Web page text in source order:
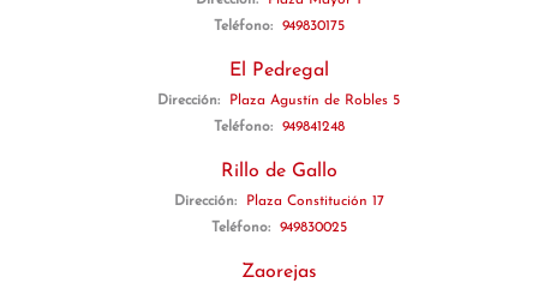
Teléfono:
949830175
El Pedregal
Dirección:
Plaza Agustín de Robles 5
Teléfono:
949841248
Rillo de Gallo
Dirección:
Plaza Constitución 17
Teléfono:
949830025
Zaorejas